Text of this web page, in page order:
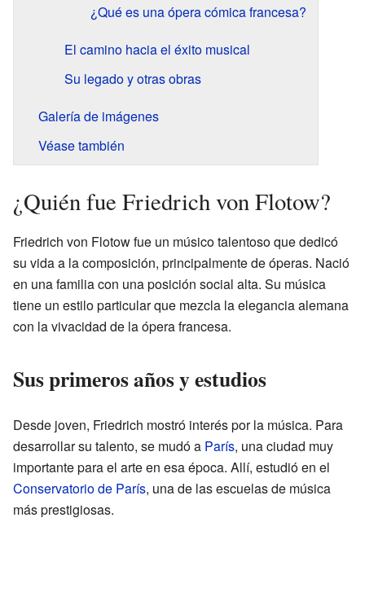
¿Qué es una ópera cómica francesa?
El camino hacia el éxito musical
Su legado y otras obras
Galería de imágenes
Véase también
¿Quién fue Friedrich von Flotow?
Friedrich von Flotow fue un músico talentoso que dedicó
su vida a la composición, principalmente de óperas. Nació
en una familia con una posición social alta. Su música
tiene un estilo particular que mezcla la elegancia alemana
con la vivacidad de la ópera francesa.
Sus primeros años y estudios
Desde joven, Friedrich mostró interés por la música. Para
desarrollar su talento, se mudó a París, una ciudad muy
importante para el arte en esa época. Allí, estudió en el
Conservatorio de París, una de las escuelas de música
más prestigiosas.